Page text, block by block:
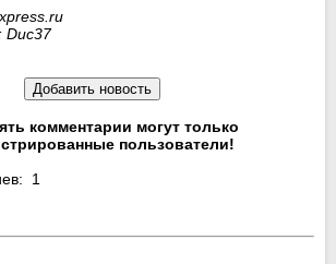
Duc37
комментарии могут только
пользователи!
1